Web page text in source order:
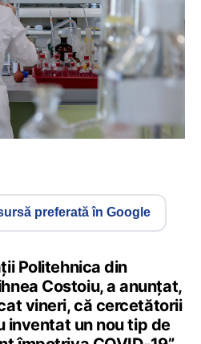
preferată în Google
Politehnica din
Costoiu, a anunțat,
vineri, că cercetătorii
inventat un nou tip de